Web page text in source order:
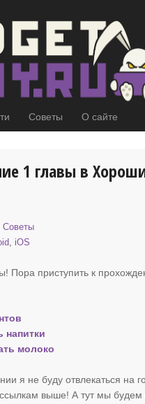
Советы О сайте
1 главы в
Советы
, iOS
Пора приступить к
напитки
молоко
я не буду отвлекаться на
выше! А тут мы будем